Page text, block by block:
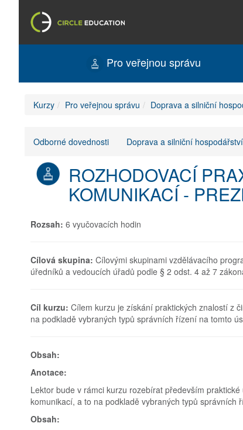
Pro veřejnou správu
Kurzy Pro veřejnou správu Doprava a silniční
Odborné dovednosti Doprava a silniční hospodářství
ROZHODOVACÍ
KOMUNIKACÍ -
Rozsah: 6 vyučovacích hodin
Cílová skupina: Cílovými skupinami vzdělávacího
úředníků a vedoucích úřadů podle § 2 odst. 4 až 7
Cíl kurzu: Cílem kurzu je získání praktických znalostí z
na podkladě vybraných typů správních řízení na tomto
Obsah:
Anotace:
Lektor bude v rámci kurzu rozebírat především
komunikací, a to na podkladě vybraných typů správních
Obsah: